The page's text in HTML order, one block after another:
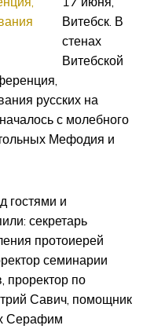
Витебск. В
стенах
Витебской
русских на
с молебного
Мефодия и
гостями и
секретарь
протоиерей
семинарии
проректор по
Савич, помощник
Серафим